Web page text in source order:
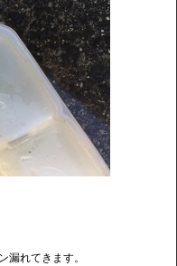
漏れてきます。